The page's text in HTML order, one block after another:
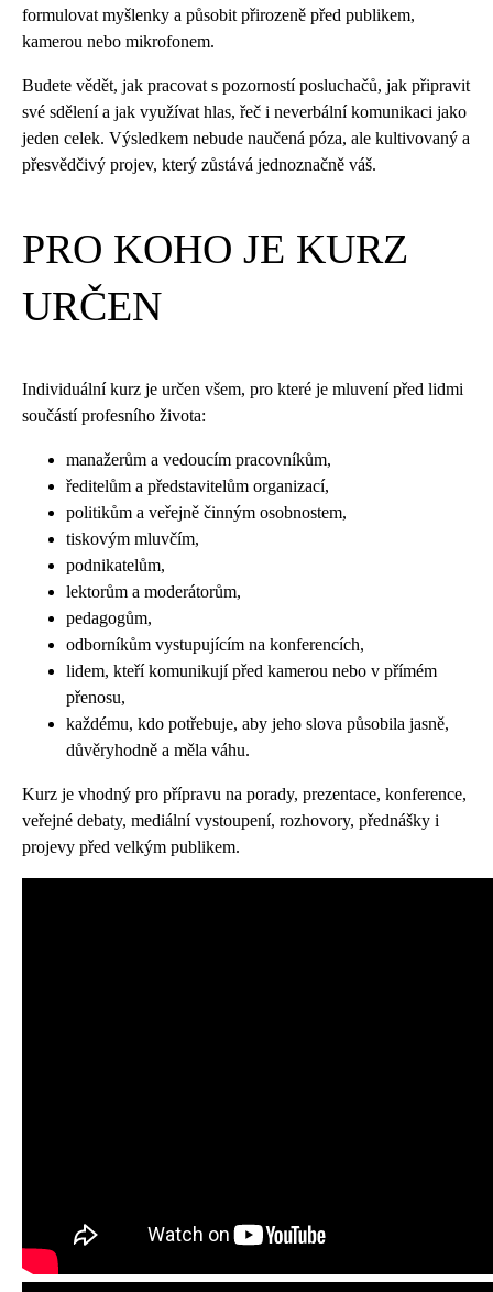
formulovat myšlenky a působit přirozeně před publikem,
kamerou nebo mikrofonem.
Budete vědět, jak pracovat s pozorností posluchačů, jak připravit
své sdělení a jak využívat hlas, řeč i neverbální komunikaci jako
jeden celek. Výsledkem nebude naučená póza, ale kultivovaný a
přesvědčivý projev, který zůstává jednoznačně váš.
PRO KOHO JE KURZ
URČEN
Individuální kurz je určen všem, pro které je mluvení před lidmi
součástí profesního života:
manažerům a vedoucím pracovníkům,
ředitelům a představitelům organizací,
politikům a veřejně činným osobnostem,
tiskovým mluvčím,
podnikatelům,
lektorům a moderátorům,
pedagogům,
odborníkům vystupujícím na konferencích,
lidem, kteří komunikují před kamerou nebo v přímém
přenosu,
každému, kdo potřebuje, aby jeho slova působila jasně,
důvěryhodně a měla váhu.
Kurz je vhodný pro přípravu na porady, prezentace, konference,
veřejné debaty, mediální vystoupení, rozhovory, přednášky i
projevy před velkým publikem.